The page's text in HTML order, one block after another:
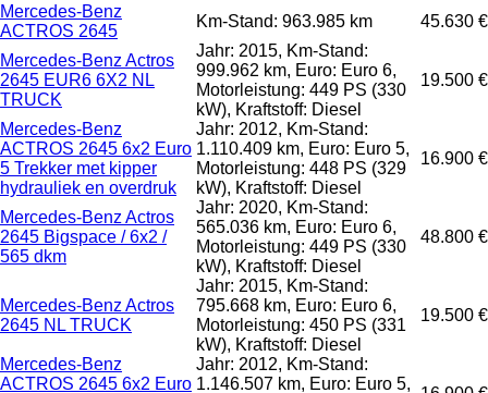
Mercedes-Benz
ACTROS 2645
Km-Stand: 963.985 km 45.630 €
Mercedes-Benz Actros
2645 EUR6 6X2 NL
TRUCK
Jahr: 2015, Km-Stand:
999.962 km, Euro: Euro 6,
Motorleistung: 449 PS (330
kW), Kraftstoff: Diesel
19.500 €
Mercedes-Benz
ACTROS 2645 6x2 Euro
5 Trekker met kipper
hydrauliek en overdruk
Jahr: 2012, Km-Stand:
1.110.409 km, Euro: Euro 5,
Motorleistung: 448 PS (329
kW), Kraftstoff: Diesel
16.900 €
Mercedes-Benz Actros
2645 Bigspace / 6x2 /
565 dkm
Jahr: 2020, Km-Stand:
565.036 km, Euro: Euro 6,
Motorleistung: 449 PS (330
kW), Kraftstoff: Diesel
48.800 €
Mercedes-Benz Actros
2645 NL TRUCK
Jahr: 2015, Km-Stand:
795.668 km, Euro: Euro 6,
Motorleistung: 450 PS (331
kW), Kraftstoff: Diesel
19.500 €
Mercedes-Benz
ACTROS 2645 6x2 Euro
Jahr: 2012, Km-Stand:
1.146.507 km, Euro: Euro 5,